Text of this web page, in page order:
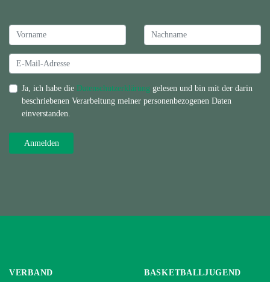
Ja, ich habe die Datenschutzerklärung gelesen und bin mit der darin
beschriebenen Verarbeitung meiner personenbezogenen Daten
einverstanden.
VERBAND
BASKETBALLJUGEND